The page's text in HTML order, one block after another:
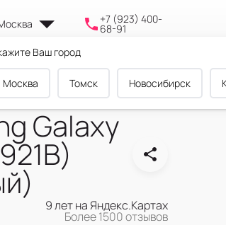
Ваш город
Москва Томск Новосибирск
+7 (923) 400-
68-91
Cравнение Корзина
Galaxy
9 лет на Яндекс.Картах
Более 1500 отзывов